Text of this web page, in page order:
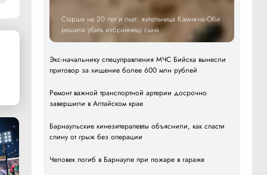
Старше на 20 лет и пьет: жительница Камня-на-Оби
решила убить избранницу сына
Экс-начальнику спецуправления МЧС Бийска вынесли
приговор за хищение более 600 млн рублей
Ремонт важной транспортной артерии досрочно
завершили в Алтайском крае
Барнаульские кинезитерапевты объяснили, как спасти
спину от грыж без операции
Человек погиб в Барнауле при пожаре в гараже